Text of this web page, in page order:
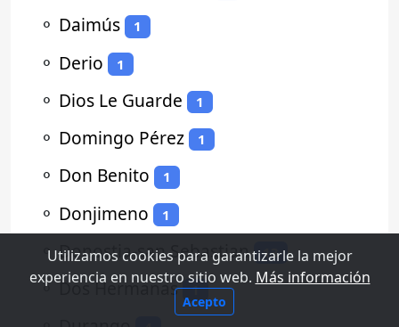
⚬ Daimús 1
⚬ Derio 1
⚬ Dios Le Guarde 1
⚬ Domingo Pérez 1
⚬ Don Benito 1
⚬ Donjimeno 1
⚬Donostia-san Sebastian 13
⚬Dos Hermanas 1
Utilizamos cookies para garantizarle la mejor
experiencia en nuestro sitio web. Más información
Acepto